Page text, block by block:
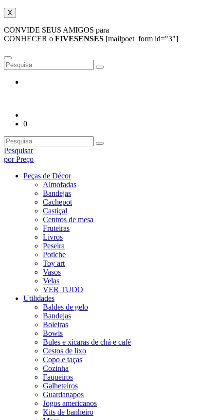
X
CONVIDE SEUS AMIGOS para
CONHECER o FIVESENSES [mailpoet_form id="3"]
0
Pesquisar
por Preço
Peças de Décor
Almofadas
Bandejas
Cachepot
Castiçal
Centros de mesa
Fruteiras
Livros
Peseira
Potiche
Toy art
Vasos
Velas
VER TUDO
Utilidades
Baldes de gelo
Bandejas
Boleiras
Bowls
Bules e xícaras de chá e café
Cestos de lixo
Copo e taças
Cozinha
Faqueiros
Galheteiros
Guardanapos
Jogos americanos
Kits de banheiro